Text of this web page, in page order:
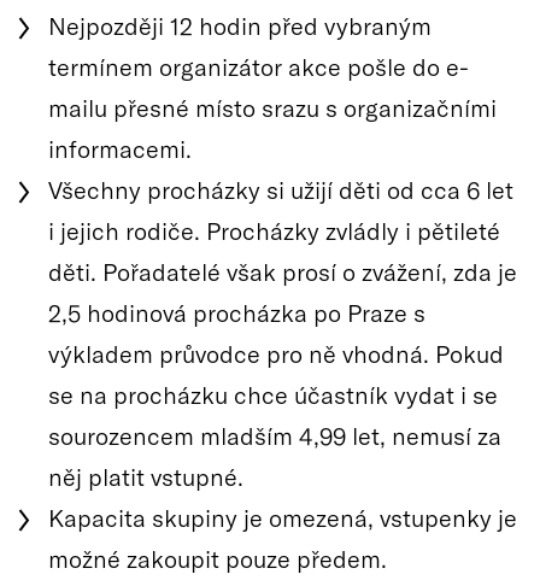
Nejpozději 12 hodin před vybraným
termínem organizátor akce pošle do e-
mailu přesné místo srazu s organizačními
informacemi.
Všechny procházky si užijí děti od cca 6 let
i jejich rodiče. Procházky zvládly i pětileté
děti. Pořadatelé však prosí o zvážení, zda je
2,5 hodinová procházka po Praze s
výkladem průvodce pro ně vhodná. Pokud
se na procházku chce účastník vydat i se
sourozencem mladším 4,99 let, nemusí za
něj platit vstupné.
Kapacita skupiny je omezená, vstupenky je
možné zakoupit pouze předem.